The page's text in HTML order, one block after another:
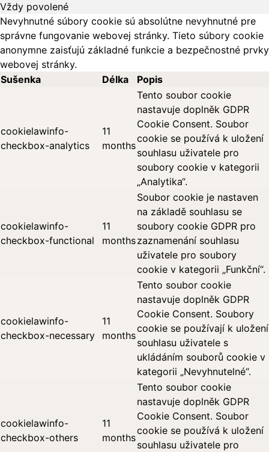
Vždy povolené
Nevyhnutné súbory cookie sú absolútne nevyhnutné pre
správne fungovanie webovej stránky. Tieto súbory cookie
anonymne zaisťujú základné funkcie a bezpečnostné prvky
webovej stránky.
Sušenka
Délka Popis
cookielawinfo-
checkbox-analytics
11
months
Tento soubor cookie
nastavuje doplněk GDPR
Cookie Consent. Soubor
cookie se používá k uložení
souhlasu uživatele pro
soubory cookie v kategorii
„Analytika“.
cookielawinfo-
checkbox-functional
11
months
Soubor cookie je nastaven
na základě souhlasu se
soubory cookie GDPR pro
zaznamenání souhlasu
uživatele pro soubory
cookie v kategorii „Funkční“.
cookielawinfo-
checkbox-necessary
11
months
Tento soubor cookie
nastavuje doplněk GDPR
Cookie Consent. Soubory
cookie se používají k uložení
souhlasu uživatele s
ukládáním souborů cookie v
kategorii „Nevyhnutelné“.
cookielawinfo-
checkbox-others
11
months
Tento soubor cookie
nastavuje doplněk GDPR
Cookie Consent. Soubor
cookie se používá k uložení
souhlasu uživatele pro